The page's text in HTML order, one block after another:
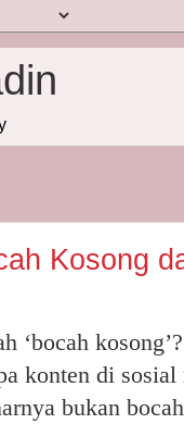
Kosong
‘bocah
konten di
bukan